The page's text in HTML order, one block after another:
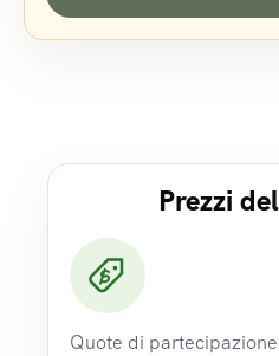
Prezzi
Quote di